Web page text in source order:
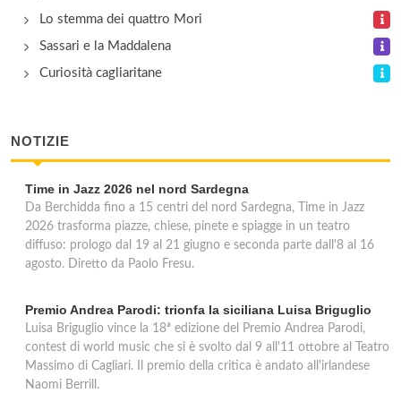
Casa Felice
via Carife 25a, Assemini
Lo stemma dei quattro Mori
Sassari e la Maddalena
Curiosità cagliaritane
NOTIZIE
Time in Jazz 2026 nel nord Sardegna
Da Berchidda fino a 15 centri del nord Sardegna, Time in Jazz
2026 trasforma piazze, chiese, pinete e spiagge in un teatro
diffuso: prologo dal 19 al 21 giugno e seconda parte dall'8 al 16
agosto. Diretto da Paolo Fresu.
Premio Andrea Parodi: trionfa la siciliana Luisa Briguglio
Luisa Briguglio vince la 18ª edizione del Premio Andrea Parodi,
contest di world music che si è svolto dal 9 all'11 ottobre al Teatro
Massimo di Cagliari. Il premio della critica è andato all'irlandese
Naomi Berrill.